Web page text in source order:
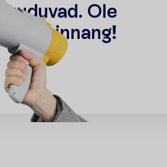
uuduvad. Ole
o hinnang!